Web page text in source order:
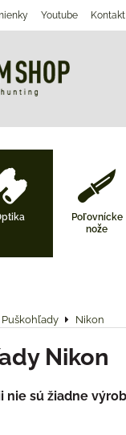
Youtube Kontakt
Poľovnícke
nože
Puškohľady Nikon
Nikon